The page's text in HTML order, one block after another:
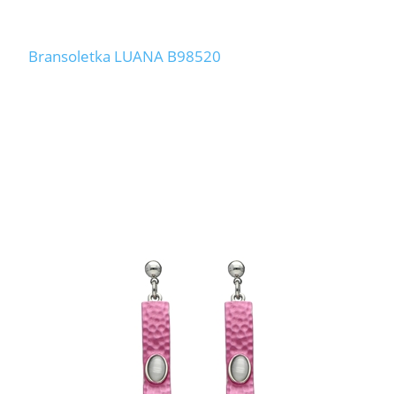
Bransoletka LUANA B98520